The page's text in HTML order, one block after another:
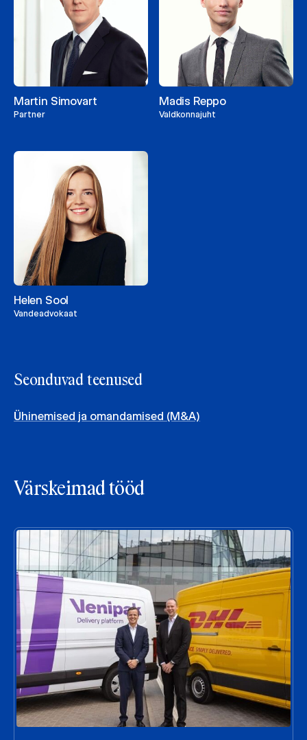
Martin Simovart
Partner
Madis Reppo
Valdkonnajuht
Helen Sool
Vandeadvokaat
Seonduvad teenused
Ühinemised ja omandamised (M&A)
Värskeimad tööd